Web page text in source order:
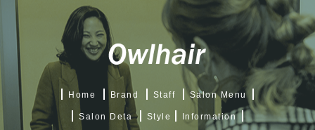
Home Brand Staff Salon Menu
Salon Deta Style Information